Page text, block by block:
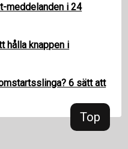
Top
meddelanden i 24
hålla knappen i
6 sätt att